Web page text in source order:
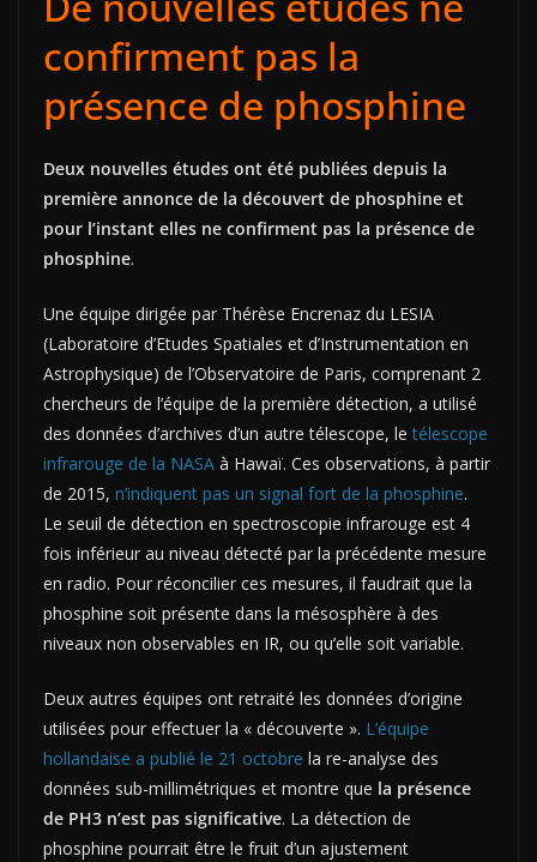
confirment pas la
présence de phosphine
Deux nouvelles études ont été publiées depuis la
première annonce de la découvert de phosphine et
pour l’instant elles ne confirment pas la présence de
phosphine.
Une équipe dirigée par Thérèse Encrenaz du LESIA
(Laboratoire d’Etudes Spatiales et d’Instrumentation en
Astrophysique) de l’Observatoire de Paris, comprenant 2
chercheurs de l’équipe de la première détection, a utilisé
des données d’archives d’un autre télescope, letélescope
infrarouge de la NASA à Hawaï. Ces observations, à partir
de 2015, n’indiquent pas un signal fort de la phosphine.
Le seuil de détection en spectroscopie infrarouge est 4
fois inférieur au niveau détecté par la précédente mesure
en radio. Pour réconcilier ces mesures, il faudrait que la
phosphine soit présente dans la mésosphère à des
niveaux non observables en IR, ou qu’elle soit variable.
Deux autres équipes ont retraité les données d’origine
utilisées pour effectuer la « découverte ». L’équipe
hollandaise a publié le 21 octobre la re-analyse des
données sub-millimétriques et montre que la présence
de PH3 n’est pas significative. La détection de
phosphine pourrait être le fruit d’un ajustement